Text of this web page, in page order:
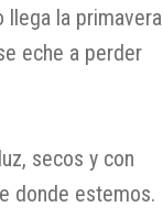
llega la primavera
eche a perder
secos y con
donde estemos.